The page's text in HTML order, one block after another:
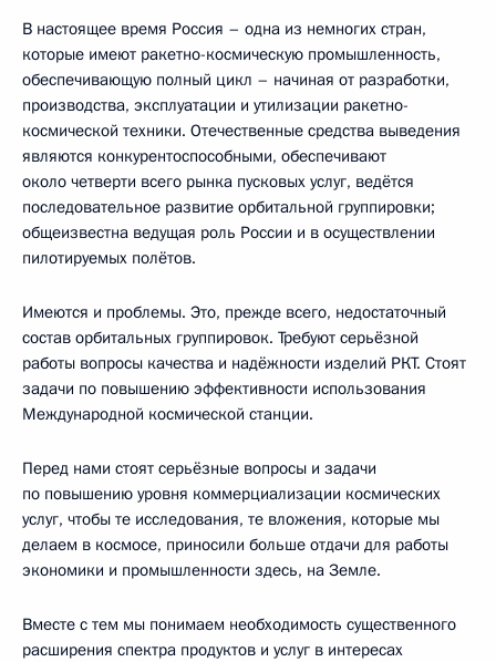
В настоящее время Россия – одна из немногих стран,
которые имеют ракетно-космическую промышленность,
обеспечивающую полный цикл – начиная от разработки,
производства, эксплуатации и утилизации ракетно-
космической техники. Отечественные средства выведения
являются конкурентоспособными, обеспечивают
около четверти всего рынка пусковых услуг, ведётся
последовательное развитие орбитальной группировки;
общеизвестна ведущая роль России и в осуществлении
пилотируемых полётов.
Имеются и проблемы. Это, прежде всего, недостаточный
состав орбитальных группировок. Требуют серьёзной
работы вопросы качества и надёжности изделий РКТ. Стоят
задачи по повышению эффективности использования
Международной космической станции.
Перед нами стоят серьёзные вопросы и задачи
по повышению уровня коммерциализации космических
услуг, чтобы те исследования, те вложения, которые мы
делаем в космосе, приносили больше отдачи для работы
экономики и промышленности здесь, на Земле.
Вместе с тем мы понимаем необходимость существенного
расширения спектра продуктов и услуг в интересах